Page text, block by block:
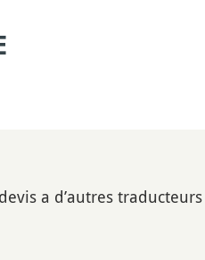
a d’autres traducteurs